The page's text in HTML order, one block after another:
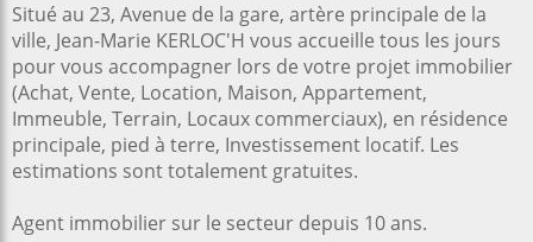
Situé au 23, Avenue de la gare, artère principale de la
ville, Jean-Marie KERLOC'H vous accueille tous les jours
pour vous accompagner lors de votre projet immobilier
(Achat, Vente, Location, Maison, Appartement,
Immeuble, Terrain, Locaux commerciaux), en résidence
principale, pied à terre, Investissement locatif. Les
estimations sont totalement gratuites.
Agent immobilier sur le secteur depuis 10 ans.